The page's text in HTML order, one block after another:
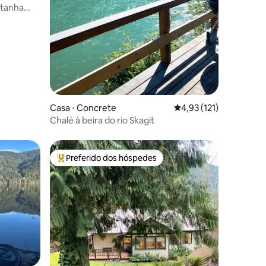
Casa ⋅ Concrete 4,93 de uma avaliação
4,93 (121)
Chalé à beira do rio Skagit
hóspedes Entre os melhores preferidos dos hóspedes
Preferido dos hóspedes